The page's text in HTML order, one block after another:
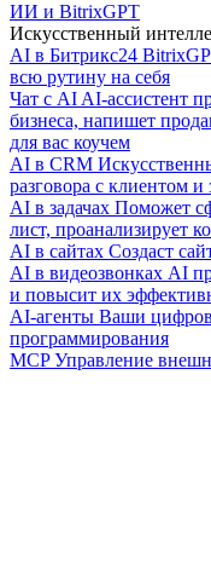
ИИ и BitrixGPT
Искусственный
AI в Битрикс24
всю рутину на себя
Чат с AI AI-ассистент
бизнеса, напишет
для вас коучем
AI в CRM
разговора с клиентом
AI в задачах Поможет
лист, проанализирует
AI в сайтах Создаст
AI в видеозвонках AI
и повысит их
AI-агенты Ваши
программирования
MCP Управление